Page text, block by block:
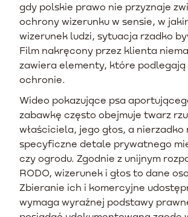
gdy polskie prawo nie przyznaje
ochrony wizerunku w sensie, w
wizerunek ludzi, sytuacja rzadko
Film nakręcony przez klienta
zawiera elementy, które
ochronie.
Wideo pokazujące psa
zabawkę często obejmuje twarz
właściciela, jego głos, a nierzadko
specyficzne detale prywatnego
czy ogrodu. Zgodnie z unijnym
RODO, wizerunek i głos to dane
Zbieranie ich i komercyjne
wymaga wyraźnej podstawy